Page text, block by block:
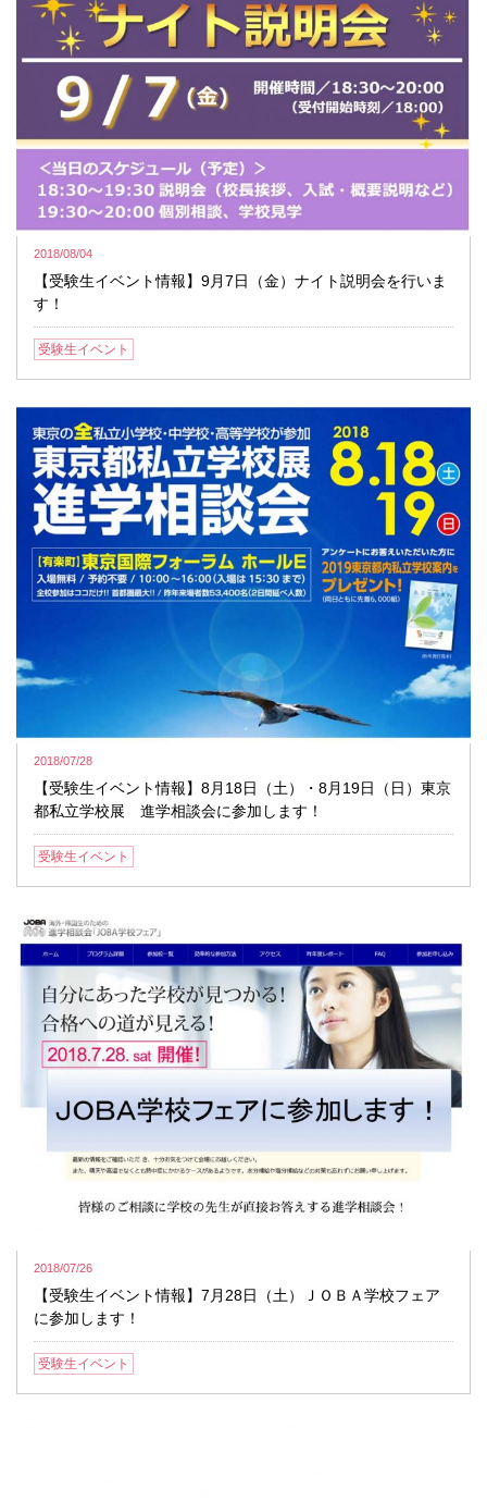
2018/08/04
【受験生イベント情報】9月7日（金）ナイト説明会を行いま
す！
受験生イベント
2018/07/28
【受験生イベント情報】8月18日（土）・8月19日（日）東京
都私立学校展 進学相談会に参加します！
受験生イベント
2018/07/26
【受験生イベント情報】7月28日（土）ＪＯＢＡ学校フェア
に参加します！
受験生イベント